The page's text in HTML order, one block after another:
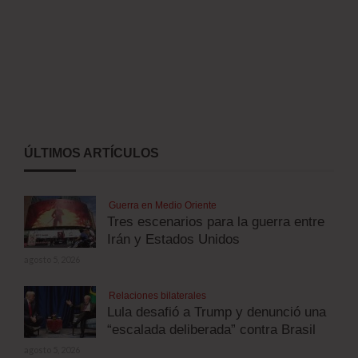
ÚLTIMOS ARTÍCULOS
Guerra en Medio Oriente
Tres escenarios para la guerra entre
Irán y Estados Unidos
Relaciones bilaterales
Lula desafió a Trump y denunció una
“escalada deliberada” contra Brasil